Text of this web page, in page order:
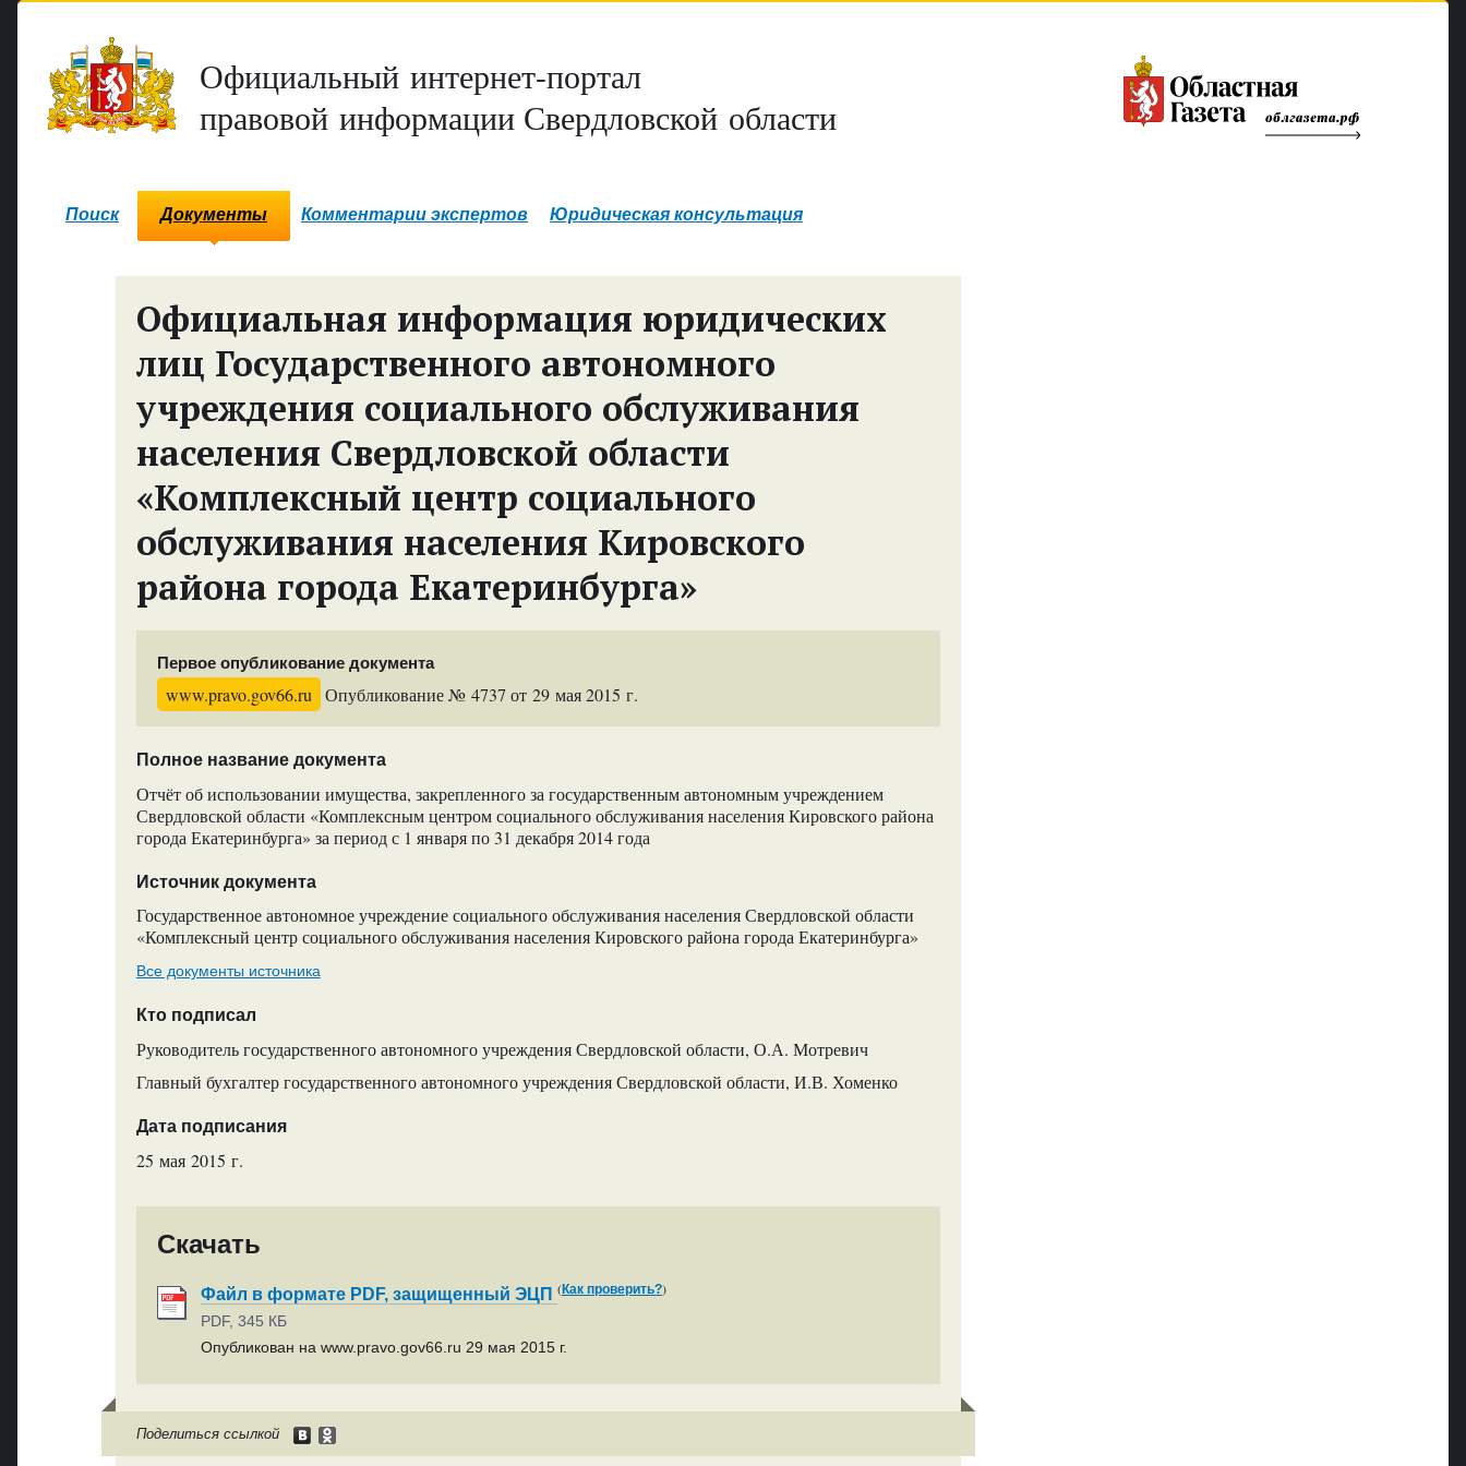
Официальный интернет-портал
правовой информации Свердловской области
Поиск Документы Комментарии экспертов Юридическая консультация
Официальная информация юридических
лиц Государственного автономного
учреждения социального обслуживания
населения Свердловской области
«Комплексный центр социального
обслуживания населения Кировского
района города Екатеринбурга»
Первое опубликование документа
www.pravo.gov66.ru Опубликование № 4737 от 29 мая 2015 г.
Полное название документа
Отчёт об использовании имущества, закрепленного за государственным автономным учреждением
Свердловской области «Комплексным центром социального обслуживания населения Кировского района
города Екатеринбурга» за период с 1 января по 31 декабря 2014 года
Источник документа
Государственное автономное учреждение социального обслуживания населения Свердловской области
«Комплексный центр социального обслуживания населения Кировского района города Екатеринбурга»
Все документы источника
Кто подписал
Руководитель государственного автономного учреждения Свердловской области, О.А. Мотревич
Главный бухгалтер государственного автономного учреждения Свердловской области, И.В. Хоменко
Дата подписания
25 мая 2015 г.
Скачать
Файл в формате PDF, защищенный ЭЦП (Как проверить?)
PDF, 345 КБ
Опубликован на www.pravo.gov66.ru 29 мая 2015 г.
Поделиться ссылкой